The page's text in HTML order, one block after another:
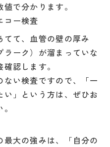
で分かります。
コー検査
て、血管の壁の厚み
ーク）が溜まっていな
認します。
ない検査ですので、「一
」という方は、ぜひお
大の強みは、「自分の